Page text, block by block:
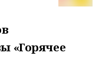
«Горячее